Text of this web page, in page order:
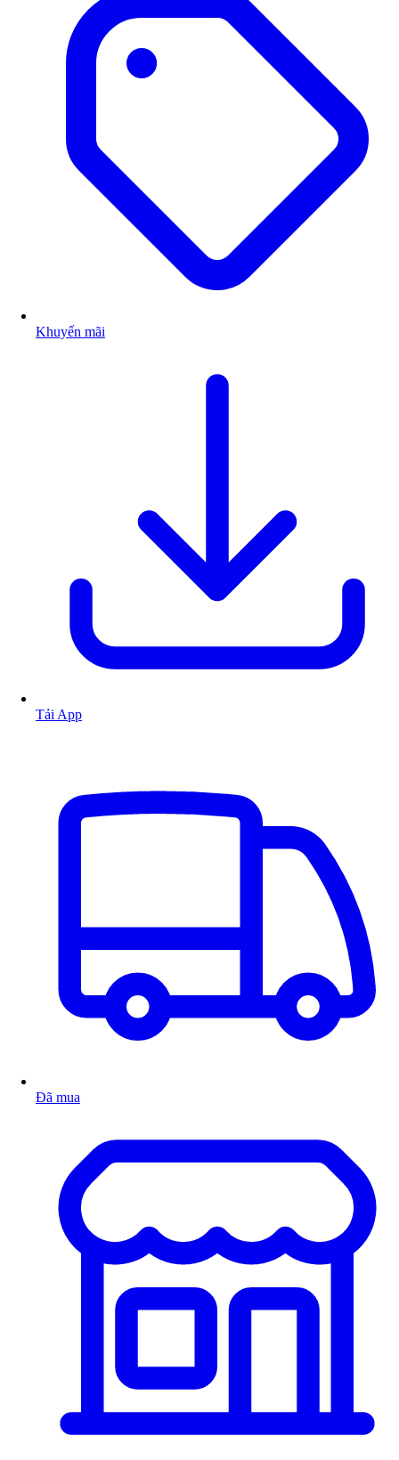
Khuyến mãi
Tải App
Đã mua